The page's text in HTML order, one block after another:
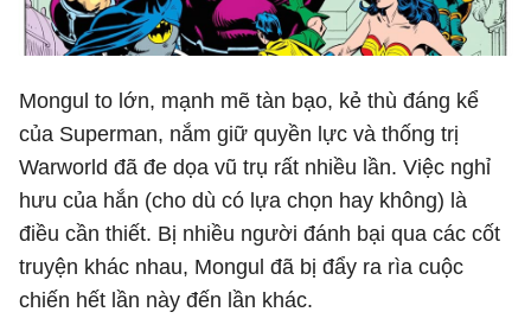
Mongul to lớn, mạnh mẽ tàn bạo, kẻ thù đáng kể
của Superman, nắm giữ quyền lực và thống trị
Warworld đã đe dọa vũ trụ rất nhiều lần. Việc nghỉ
hưu của hắn (cho dù có lựa chọn hay không) là
điều cần thiết. Bị nhiều người đánh bại qua các cốt
truyện khác nhau, Mongul đã bị đẩy ra rìa cuộc
chiến hết lần này đến lần khác.